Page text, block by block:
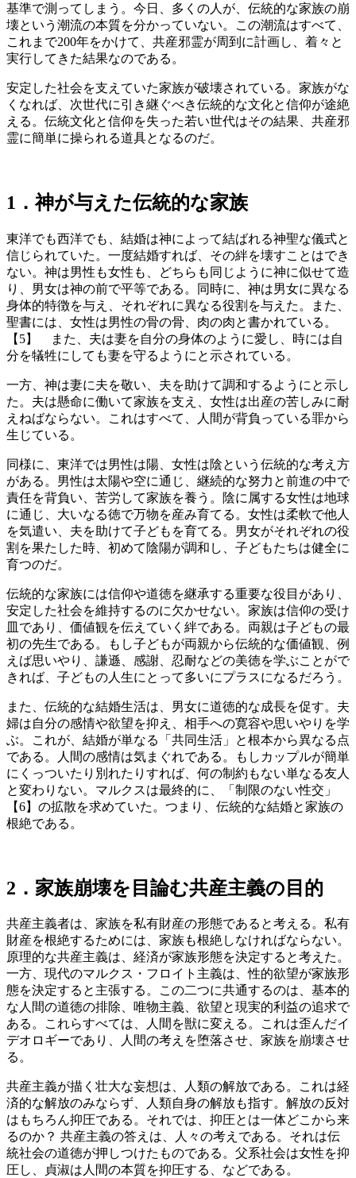
基準で測ってしまう。今日、多くの人が、伝統的な家族の崩
壊という潮流の本質を分かっていない。この潮流はすべて、
これまで200年をかけて、共産邪霊が周到に計画し、着々と
実行してきた結果なのである。
安定した社会を支えていた家族が破壊されている。家族がな
くなれば、次世代に引き継ぐべき伝統的な文化と信仰が途絶
える。伝統文化と信仰を失った若い世代はその結果、共産邪
霊に簡単に操られる道具となるのだ。
1．神が与えた伝統的な家族
東洋でも西洋でも、結婚は神によって結ばれる神聖な儀式と
信じられていた。一度結婚すれば、その絆を壊すことはでき
ない。神は男性も女性も、どちらも同じように神に似せて造
り、男女は神の前で平等である。同時に、神は男女に異なる
身体的特徴を与え、それぞれに異なる役割を与えた。また、
聖書には、女性は男性の骨の骨、肉の肉と書かれている。
【5】 また、夫は妻を自分の身体のように愛し、時には自
分を犠牲にしても妻を守るようにと示されている。
一方、神は妻に夫を敬い、夫を助けて調和するようにと示し
た。夫は懸命に働いて家族を支え、女性は出産の苦しみに耐
えねばならない。これはすべて、人間が背負っている罪から
生じている。
同様に、東洋では男性は陽、女性は陰という伝統的な考え方
がある。男性は太陽や空に通じ、継続的な努力と前進の中で
責任を背負い、苦労して家族を養う。陰に属する女性は地球
に通じ、大いなる徳で万物を産み育てる。女性は柔軟で他人
を気遣い、夫を助けて子どもを育てる。男女がそれぞれの役
割を果たした時、初めて陰陽が調和し、子どもたちは健全に
育つのだ。
伝統的な家族には信仰や道徳を継承する重要な役目があり、
安定した社会を維持するのに欠かせない。家族は信仰の受け
皿であり、価値観を伝えていく絆である。両親は子どもの最
初の先生である。もし子どもが両親から伝統的な価値観、例
えば思いやり、謙遜、感謝、忍耐などの美徳を学ぶことがで
きれば、子どもの人生にとって多いにプラスになるだろう。
また、伝統的な結婚生活は、男女に道徳的な成長を促す。夫
婦は自分の感情や欲望を抑え、相手への寛容や思いやりを学
ぶ。これが、結婚が単なる「共同生活」と根本から異なる点
である。人間の感情は気まぐれである。もしカップルが簡単
にくっついたり別れたりすれば、何の制約もない単なる友人
と変わりない。マルクスは最終的に、「制限のない性交」
【6】の拡散を求めていた。つまり、伝統的な結婚と家族の
根絶である。
2． 家族崩壊を目論む共産主義の目的
共産主義者は、家族を私有財産の形態であると考える。私有
財産を根絶するためには、家族も根絶しなければならない。
原理的な共産主義は、経済が家族形態を決定すると考えた。
一方、現代のマルクス・フロイト主義は、性的欲望が家族形
態を決定すると主張する。この二つに共通するのは、基本的
な人間の道徳の排除、唯物主義、欲望と現実的利益の追求で
ある。これらすべては、人間を獣に変える。これは歪んだイ
デオロギーであり、人間の考えを堕落させ、家族を崩壊させ
る。
共産主義が描く壮大な妄想は、人類の解放である。これは経
済的な解放のみならず、人類自身の解放も指す。解放の反対
はもちろん抑圧である。それでは、抑圧とは一体どこから来
るのか？ 共産主義の答えは、人々の考えである。それは伝
統社会の道徳が押しつけたものである。父系社会は女性を抑
圧し、貞淑は人間の本質を抑圧する、などである。